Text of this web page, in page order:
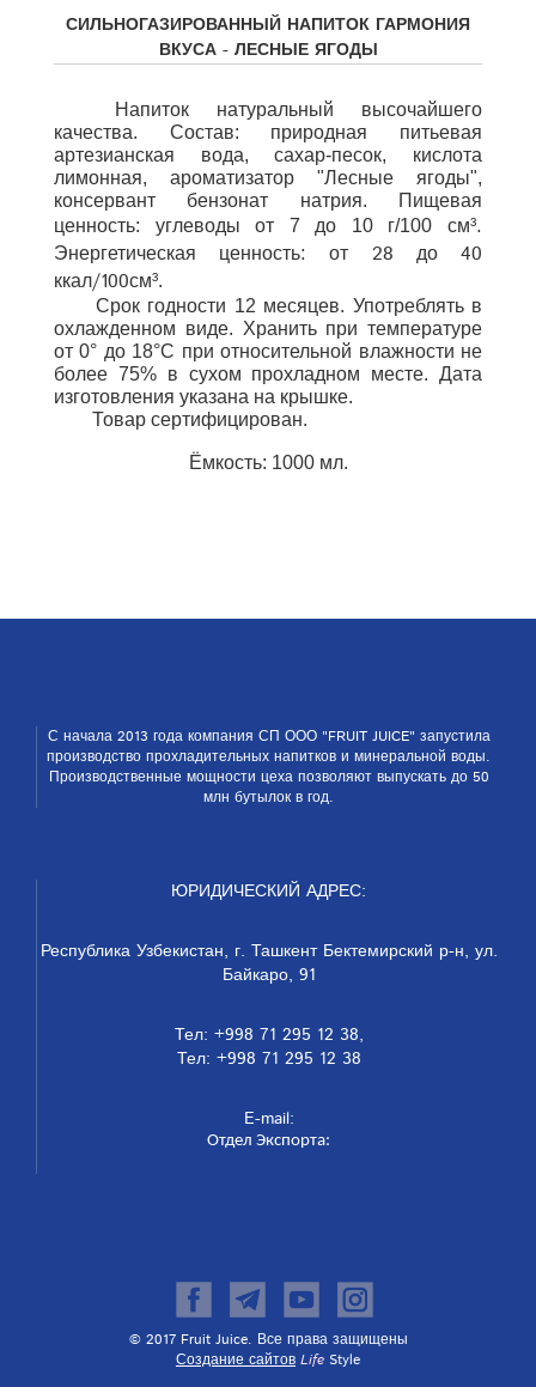
СИЛЬНОГАЗИРОВАННЫЙ НАПИТОК ГАРМОНИЯ
ВКУСА - ЛЕСНЫЕ ЯГОДЫ
Напиток натуральный высочайшего
качества. Состав: природная питьевая
артезианская вода, сахар-песок, кислота
лимонная, ароматизатор "Лесные ягоды",
консервант бензонат натрия. Пищевая
ценность: углеводы от 7 до 10 г/100 см³.
Энергетическая ценность: от 28 до 40
ккал/100см³.
Срок годности 12 месяцев. Употреблять в
охлажденном виде. Хранить при температуре
от0° до 18°С при относительной влажности не
более 75% в сухом прохладном месте. Дата
изготовления указана на крышке.
Товар сертифицирован.
Ёмкость: 1000 мл.
С начала 2013 года компания СП ООО "FRUIT JUICE" запустила
производство прохладительных напитков и ми­неральной воды.
Производственные мощности цеха позволяют выпускать до 50
млн бутылок в год.
ЮРИДИЧЕСКИЙ АДРЕС:
Республика Узбекистан, г. Ташкент Бектемирский р-н, ул.
Байкаро, 91
Тел: +998 71 295 12 38,
Тел: +998 71 295 12 38
E-mail:
Отдел Экспорта:
© 2017 Fruit Juice. Все права защищены
Создание сайтов Life Style